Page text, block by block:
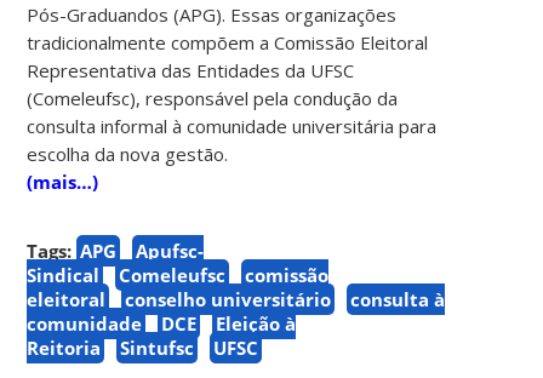
Pós-Graduandos (APG). Essas organizações
tradicionalmente compõem a Comissão Eleitoral
Representativa das Entidades da UFSC
(Comeleufsc), responsável pela condução da
consulta informal à comunidade universitária para
escolha da nova gestão.
(mais…)
Tags: APG
Apufsc-
Sindical
Comeleufsc
comissão
eleitoral
conselho universitário
consulta à
comunidade
DCE
Eleição à
Reitoria
Sintufsc UFSC